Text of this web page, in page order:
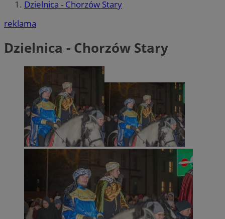
Dzielnica - Chorzów Stary
reklama
Dzielnica - Chorzów Stary